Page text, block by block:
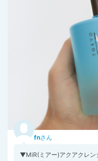
fnさん
▼MiR(ミアー)アクアクレン